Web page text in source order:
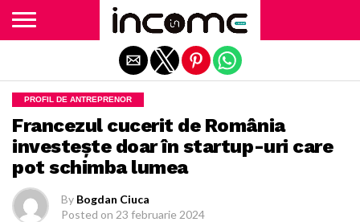
PROFIL DE ANTREPRENOR
Francezul cucerit de România
investește doar în startup-uri care
pot schimba lumea
By Bogdan Ciuca
Posted on 23 februarie 2024
Exit mobile version